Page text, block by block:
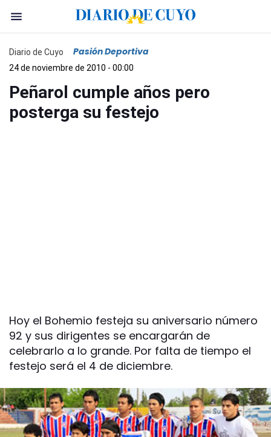
Diario de Cuyo Pasión Deportiva
24 de noviembre de 2010 - 00:00
Peñarol cumple años pero
posterga su festejo
Hoy el Bohemio festeja su aniversario número
92 y sus dirigentes se encargarán de
celebrarlo a lo grande. Por falta de tiempo el
festejo será el 4 de diciembre.